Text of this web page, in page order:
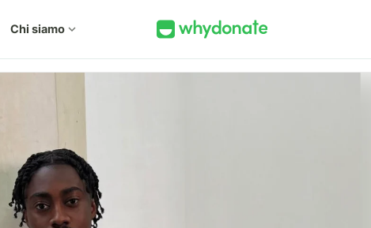
Chi siamo expand_more